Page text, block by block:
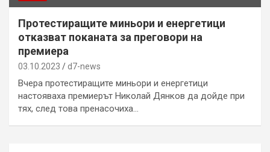
Протестиращите миньори и енергетици
отказват поканата за преговори на
премиера
03.10.2023 d7-news
Вчера протестиращите миньори и енергетици
настояваха премиерът Николай Дянков да дойде при
тях, след това пренасочиха…